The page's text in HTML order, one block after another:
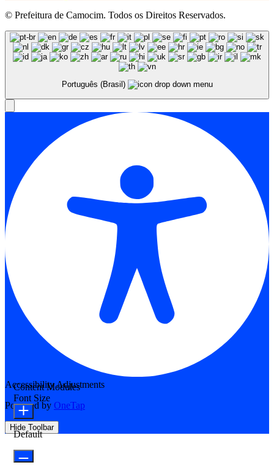
© Prefeitura de Camocim. Todos os Direitos Reservados.
Português (Brasil)
Accessibility Adjustments
Powered by OneTap
Hide Toolbar
Content Modules
Font Size
Default